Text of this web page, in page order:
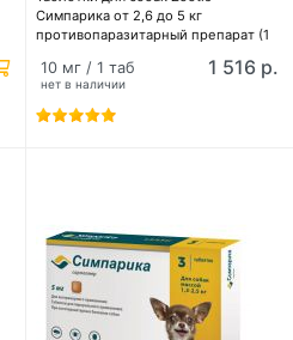
Симпарика от 2,6 до 5 кг
противопаразитарный препарат (1
нет в наличии
10 мг / 1 таб 1 516 р.